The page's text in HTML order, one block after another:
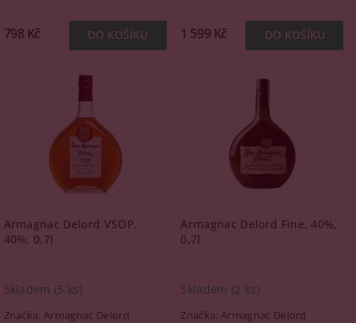
798 Kč 1 599 Kč
Armagnac Delord VSOP,
40%, 0,7l
Skladem (5 ks)
Značka: Armagnac Delord
Armagnac Delord Fine, 40%,
0,7l
Skladem (2 ks)
Značka: Armagnac Delord